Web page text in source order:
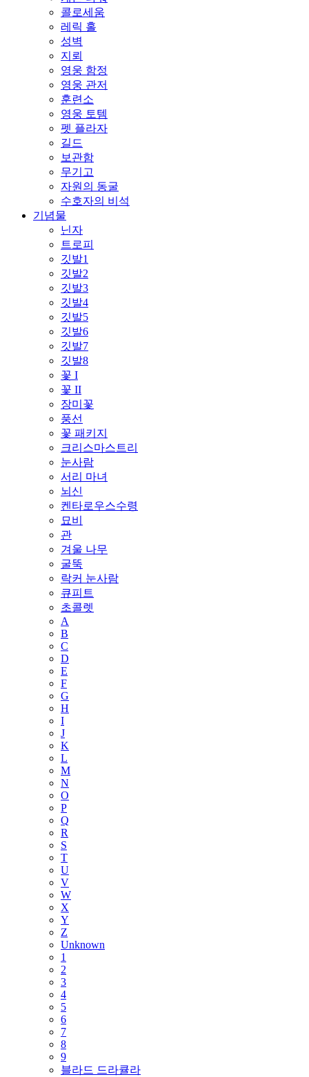
콜로세움
레릭 홀
성벽
지뢰
영웅 함정
영웅 관저
훈련소
영웅 토템
펫 플라자
길드
보관함
무기고
자원의 동굴
수호자의 비석
기념물
닌자
트로피
깃발1
깃발2
깃발3
깃발4
깃발5
깃발6
깃발7
깃발8
꽃 I
꽃 II
장미꽃
풍선
꽃 패키지
크리스마스트리
눈사람
서리 마녀
뇌신
켄타로우스수령
묘비
관
겨울 나무
굴뚝
락커 눈사람
큐피트
초콜렛
A
B
C
D
E
F
G
H
I
J
K
L
M
N
O
P
Q
R
S
T
U
V
W
X
Y
Z
Unknown
1
2
3
4
5
6
7
8
9
블라드 드라큘라